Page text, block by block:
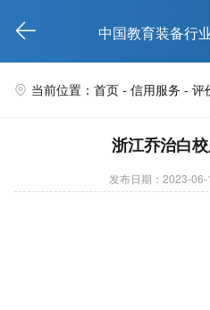
 中国教育装备行
 当前位置：首页 - 信用服务 - 评
浙江乔治白
发布日期：2023-06-